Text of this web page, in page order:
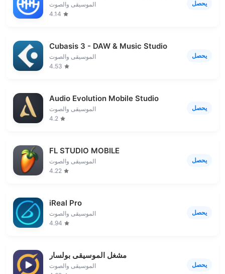
الموسيقى والصوت
4.14
يحصل
Cubasis 3 - DAW & Music Studio
الموسيقى والصوت
4.53
يحصل
Audio Evolution Mobile Studio
الموسيقى والصوت
4.2
يحصل
FL STUDIO MOBILE
الموسيقى والصوت
4.22
يحصل
iReal Pro
الموسيقى والصوت
4.94
يحصل
مشغل الموسيقى بولسار
الموسيقى والصوت
يحصل